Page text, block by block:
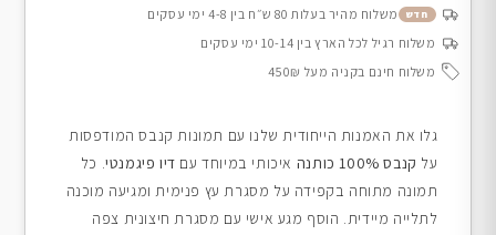
חדש
משלוח מהיר בעלות 80 ש״ח בין 4-8 ימי עסקים
משלוח רגיל לכל הארץ בין 10-14 ימי עסקים
משלוח חינם בקניה מעל 450₪
גלו את האמנות הייחודית שלנו עם תמונות קנבס המודפסות
על קנבס 100% כותנה איכותי במיוחד עם דיו פיגמנטי. כל
תמונה מתוחה בקפידה על מסגרת עץ פנימית ומגיעה מוכנה
לתלייה מיידית. הוסף מגע אישי עם מסגרת חיצונית צפה